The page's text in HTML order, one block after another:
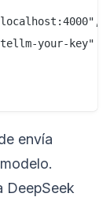
your-key"
envía
DeepSeek